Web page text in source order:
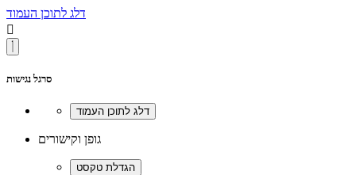
דלג לתוכן העמוד

סרגל נגישות
גופן וקישורים